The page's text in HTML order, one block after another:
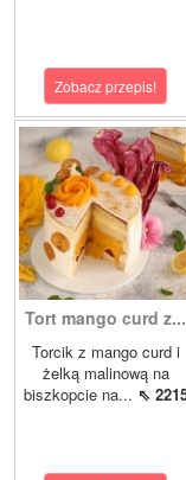
Zobacz przepis!
Tort mango curd z...
Torcik z mango curd i
żelką malinową na
biszkopcie na... ⇖